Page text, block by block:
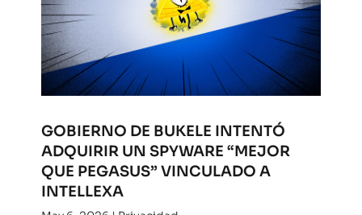
GOBIERNO DE BUKELE INTENTÓ
ADQUIRIR UN SPYWARE “MEJOR
QUE PEGASUS” VINCULADO A
INTELLEXA